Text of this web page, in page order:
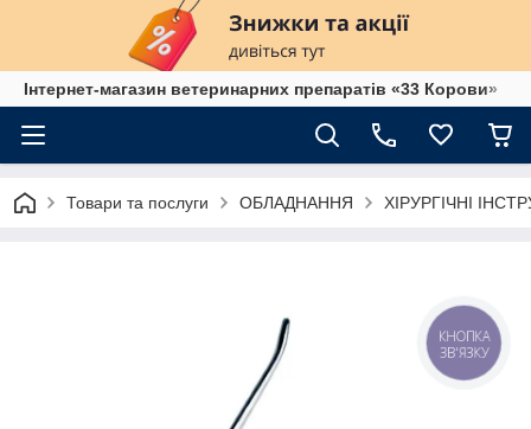
Інтернет-магазин ветеринарних препаратів «33 Корови»
Товари та послуги ОБЛАДНАННЯ ХІРУРГІЧНІ
КНОПКА
ЗВ'ЯЗКУ